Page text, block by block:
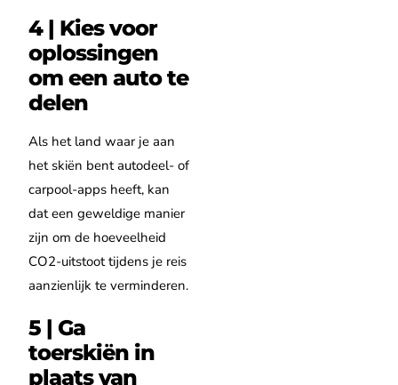
4 | Kies voor
oplossingen
om een auto te
delen
Als het land waar je aan
het skiën bent autodeel- of
carpool-apps heeft, kan
dat een geweldige manier
zijn om de hoeveelheid
CO2-uitstoot tijdens je reis
aanzienlijk te verminderen.
5 | Ga
toerskiën in
plaats van